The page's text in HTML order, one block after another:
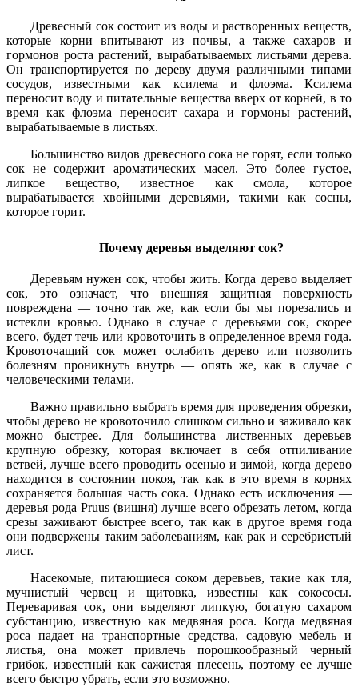
Древесный сок состоит из воды и растворенных веществ,
которые корни впитывают из почвы, а также сахаров и
гормонов роста растений, вырабатываемых листьями дерева.
Он транспортируется по дереву двумя различными типами
сосудов, известными как ксилема и флоэма. Ксилема
переносит воду и питательные вещества вверх от корней, в то
время как флоэма переносит сахара и гормоны растений,
вырабатываемые в листьях.
Большинство видов древесного сока не горят, если только
сок не содержит ароматических масел. Это более густое,
липкое вещество, известное как смола, которое
вырабатывается хвойными деревьями, такими как сосны,
которое горит.
Почему деревья выделяют сок?
Деревьям нужен сок, чтобы жить. Когда дерево выделяет
сок, это означает, что внешняя защитная поверхность
повреждена — точно так же, как если бы мы порезались и
истекли кровью. Однако в случае с деревьями сок, скорее
всего, будет течь или кровоточить в определенное время года.
Кровоточащий сок может ослабить дерево или позволить
болезням проникнуть внутрь — опять же, как в случае с
человеческими телами.
Важно правильно выбрать время для проведения обрезки,
чтобы дерево не кровоточило слишком сильно и заживало как
можно быстрее. Для большинства лиственных деревьев
крупную обрезку, которая включает в себя отпиливание
ветвей, лучше всего проводить осенью и зимой, когда дерево
находится в состоянии покоя, так как в это время в корнях
сохраняется большая часть сока. Однако есть исключения —
деревья рода Pruus (вишня) лучше всего обрезать летом, когда
срезы заживают быстрее всего, так как в другое время года
они подвержены таким заболеваниям, как рак и серебристый
лист.
Насекомые, питающиеся соком деревьев, такие как тля,
мучнистый червец и щитовка, известны как сокососы.
Переваривая сок, они выделяют липкую, богатую сахаром
субстанцию, известную как медвяная роса. Когда медвяная
роса падает на транспортные средства, садовую мебель и
листья, она может привлечь порошкообразный черный
грибок, известный как сажистая плесень, поэтому ее лучше
всего быстро убрать, если это возможно.